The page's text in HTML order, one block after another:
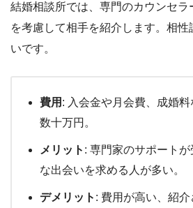
結婚相談所では、専門のカウンセラ
を考慮して相手を紹介します。相
いです。
費用 : 入会金や月会費、成婚
数十万円。
メリット : 専門家のサポート
な出会いを求める人が多い。
デメリット : 費用が高い、紹